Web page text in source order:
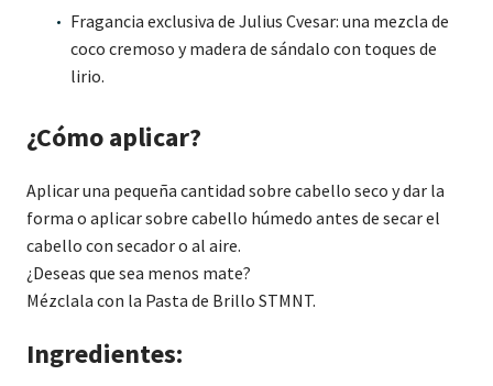
Fragancia exclusiva de Julius Cvesar: una mezcla de
coco cremoso y madera de sándalo con toques de
lirio.
¿Cómo aplicar?
Aplicar una pequeña cantidad sobre cabello seco y dar la
forma o aplicar sobre cabello húmedo antes de secar el
cabello con secador o al aire.
¿Deseas que sea menos mate?
Mézclala con la Pasta de Brillo STMNT.
Ingredientes: